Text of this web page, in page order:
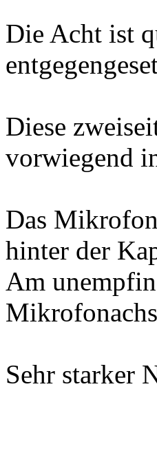
Die Acht ist
Diese
vorwiegend
Das
hinter der
Am
Sehr starker